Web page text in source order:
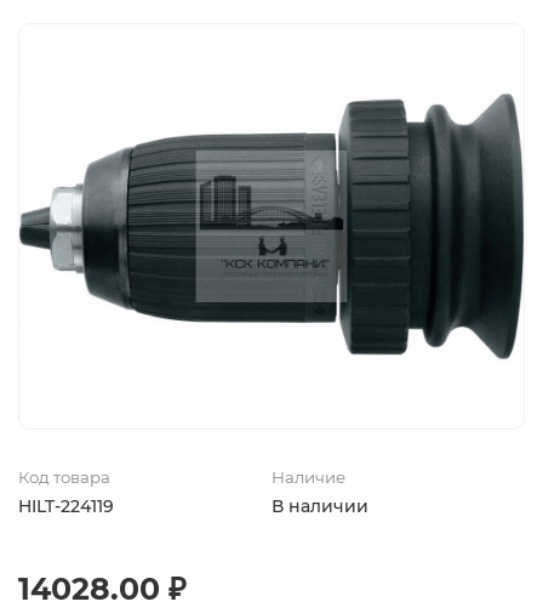
Код товара
HILT-224119
Наличие
В наличии
14028.00 ₽